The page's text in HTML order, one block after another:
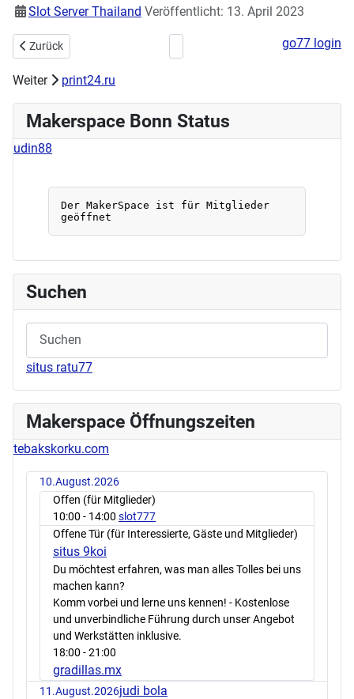
Slot Server Thailand Veröffentlicht: 13. April 2023
Vorheriger Beitrag: Frohes Neues Jahr 2024
Zurück Nächster Beitrag: Kryptografie
go77 login
Weiter print24.ru
Makerspace Bonn Status
udin88
Suchen
situs ratu77
Makerspace Öffnungszeiten
tebakskorku.com
10.August.2026
Offen (für Mitglieder)
10:00 - 14:00 slot777
Offene Tür (für Interessierte, Gäste und Mitglieder)
situs 9koi
Du möchtest erfahren, was man alles Tolles bei uns
machen kann?
Komm vorbei und lerne uns kennen! - Kostenlose
und unverbindliche Führung durch unser Angebot
und Werkstätten inklusive.
18:00 - 21:00
gradillas.mx
11.August.2026judi bola